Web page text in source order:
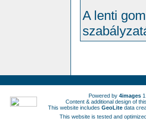
A lenti
Powered by 4images
Content & additional design of
This website includes GeoLite data
This website is tested and